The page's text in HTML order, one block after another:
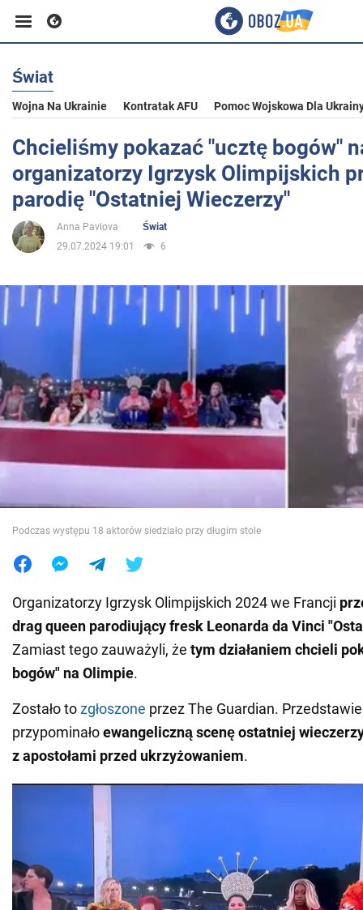
Biznes
Sport
Rozrywka
Życie
Polityka
Wojna na Ukrainie
Jedzenie
Świat
Wojna Na Ukrainie Kontratak AFU Pomoc Wojskowa Dla
Chcieliśmy pokazać "ucztę bogów"
organizatorzy Igrzysk Olimpijskich
parodię "Ostatniej Wieczerzy"
Anna Pavlova
Świat
29.07.2024 19:01
6
Podczas występu 18 aktorów siedziało przy długim stole
Organizatorzy Igrzysk Olimpijskich 2024 we Francji
drag queen parodiujący fresk Leonarda da Vinci
Zamiast tego zauważyli, że tym działaniem chcieli
bogów" na Olimpie.
Zostało tozgłoszone przez The Guardian.
przypominałoewangeliczną scenę ostatniej
z apostołami przed ukrzyżowaniem.